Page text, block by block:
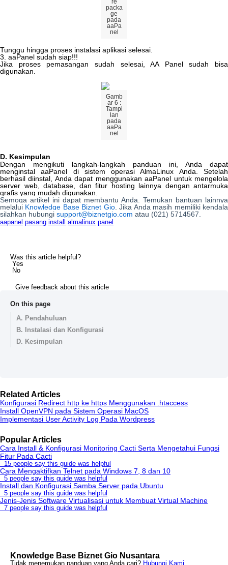
re
packa
ge
pada
aaPa
nel
Tunggu hingga proses instalasi aplikasi selesai
3 aaPanel sudah siap!!!
Jika
proses pemasangan sudah selesai, AA Panel sudah
bisa
digunakan
Gamb
ar 6 :
Tampi
lan
pada
aaPa
nel
D. Kesimpulan
Dengan
mengikuti langkah-langkah panduan ini, Anda
dapat
menginstal
aaPanel di sistem operasi AlmaLinux Anda.
Setelah
berhasil diinstal, Anda dapat menggunakan aaPanel untuk mengelola
server web, database, dan fitur hosting lainnya dengan antarmuka
grafis yang mudah digunakan.
Semoga artikel ini dapat membantu Anda. Temukan bantuan lainnya
melalui Knowledge Base Biznet Gio. Jika Anda masih memiliki kendala
silahkan hubungi support@biznetgio.com atau (021) 5714567.
aapanel pasang install almalinux panel
Was this article helpful?
Yes
No
Give feedback about this article
On this page
A. Pendahuluan
B. Instalasi dan Konfigurasi
D. Kesimpulan
Related Articles
Konfigurasi Redirect http ke https Menggunakan .htaccess
Install OpenVPN pada Sistem Operasi MacOS
Implementasi User Activity Log Pada Wordpress
Popular Articles
Cara Install & Konfigurasi Monitoring Cacti Serta Mengetahui Fungsi
Fitur Pada Cacti
15 people say this guide was helpful
Cara Mengaktifkan Telnet pada Windows 7, 8 dan 10
5 people say this guide was helpful
Install dan Konfigurasi Samba Server pada Ubuntu
5 people say this guide was helpful
Jenis-Jenis Software Virtualisasi untuk Membuat Virtual Machine
7 people say this guide was helpful
Knowledge Base Biznet Gio Nusantara
Tidak menemukan panduan yang Anda cari? Hubungi Kami